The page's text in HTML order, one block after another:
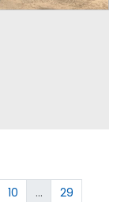
10 ...
29